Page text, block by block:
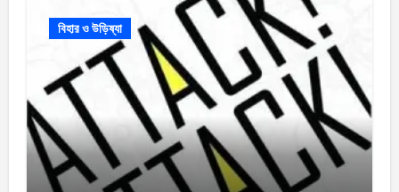
বিহার ও উড়িষ্যা